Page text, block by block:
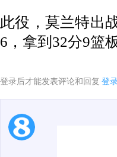
此役，莫兰特出
6，拿到32分9篮
登录后才能发表评论和回复 登
1.电脑端新